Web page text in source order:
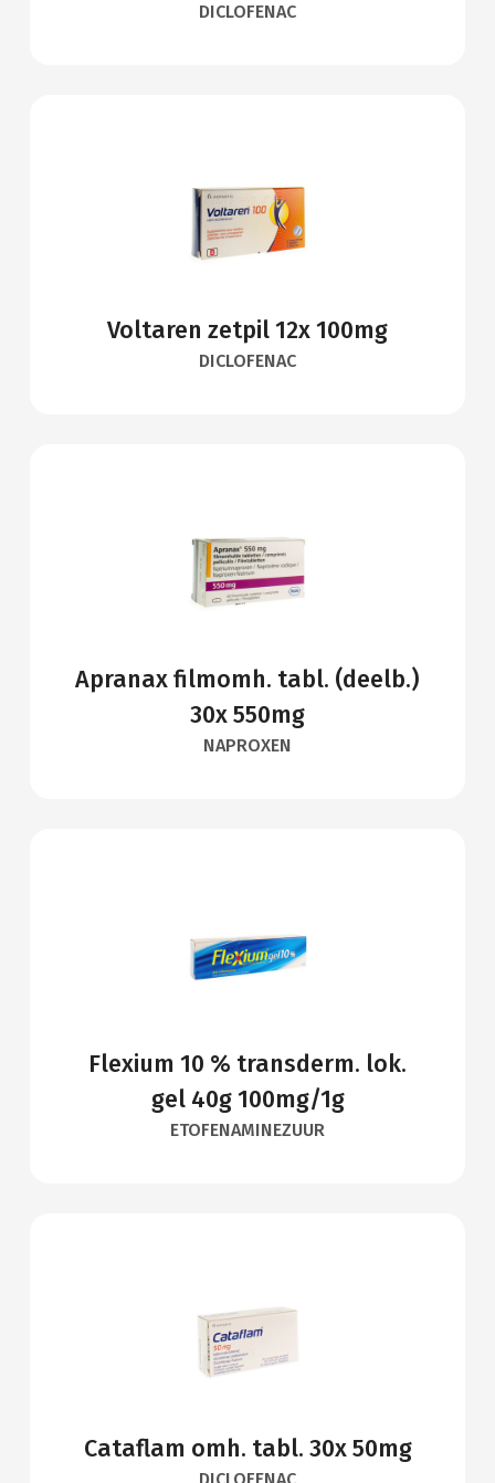
DICLOFENAC
Voltaren zetpil 12x 100mg
DICLOFENAC
Apranax filmomh. tabl. (deelb.)
30x 550mg
NAPROXEN
Flexium 10 % transderm. lok.
gel 40g 100mg/1g
ETOFENAMINEZUUR
Cataflam omh. tabl. 30x 50mg